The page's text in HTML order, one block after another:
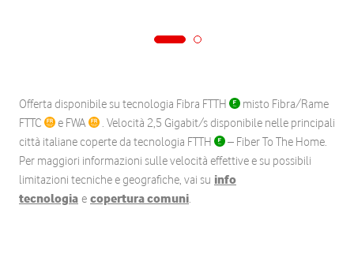
Offerta disponibile su tecnologia Fibra FTTH
misto Fibra/Rame
FTTC
e FWA
. Velocità 2,5 Gigabit/s disponibile nelle principali
città italiane coperte da tecnologia FTTH
– Fiber To The Home.
Per maggiori informazioni sulle velocità effettive e su possibili
limitazioni tecniche e geografiche, vai su info
tecnologia e copertura comuni.